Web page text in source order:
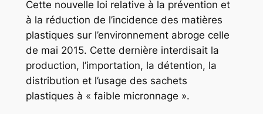
Cette nouvelle loi relative à la prévention et
à la réduction de l’incidence des matières
plastiques sur l’environnement abroge celle
de mai 2015. Cette dernière interdisait la
production, l’importation, la détention, la
distribution et l’usage des sachets
plastiques à « faible micronnage ».